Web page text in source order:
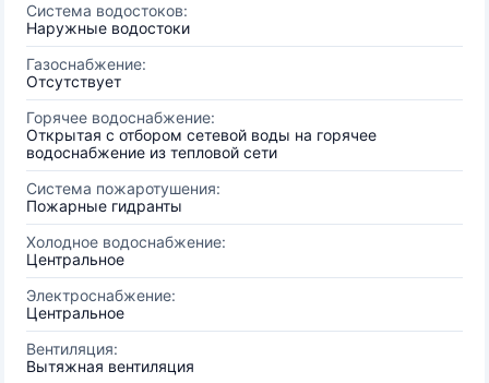
Система водостоков:
Наружные водостоки
Газоснабжение:
Отсутствует
Горячее водоснабжение:
Открытая с отбором сетевой воды на горячее
водоснабжение из тепловой сети
Система пожаротушения:
Пожарные гидранты
Холодное водоснабжение:
Центральное
Электроснабжение:
Центральное
Вентиляция:
Вытяжная вентиляция